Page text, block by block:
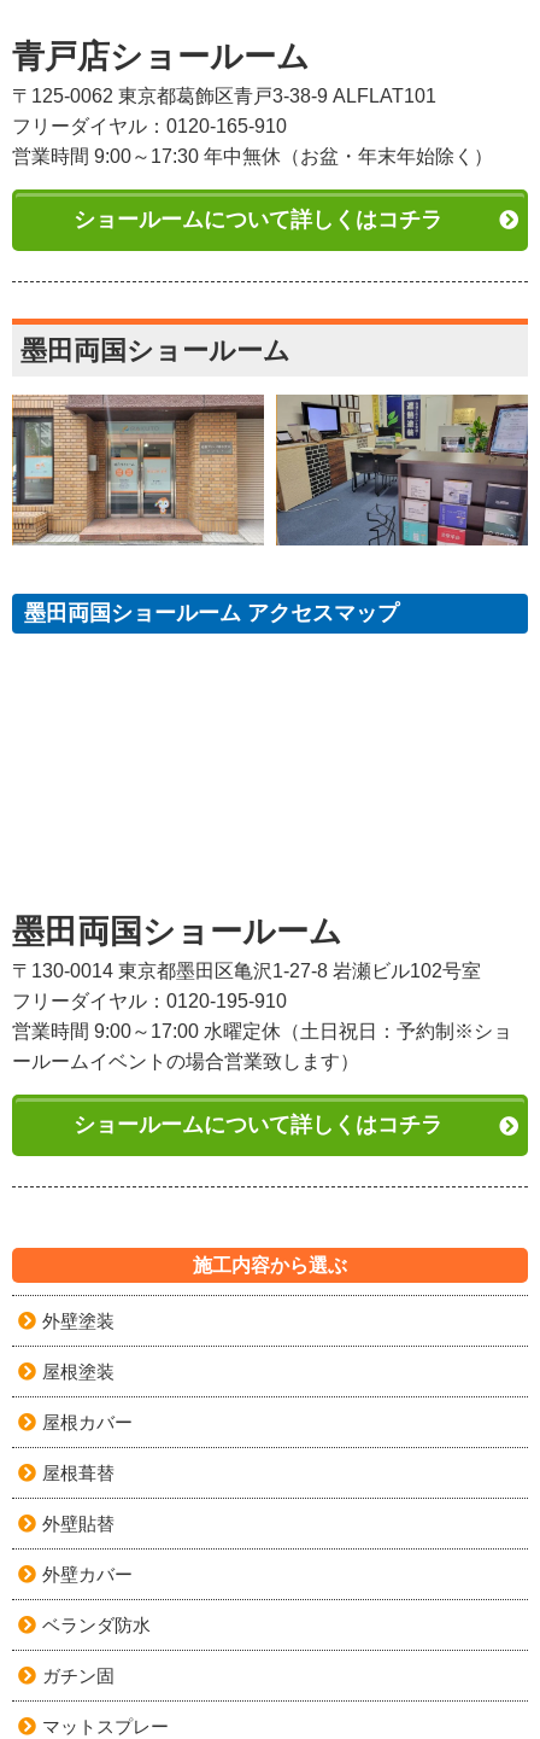
青戸店ショールーム
〒125-0062 東京都葛飾区青戸3-38-9 ALFLAT101
フリーダイヤル：0120-165-910
営業時間 9:00～17:30 年中無休（お盆・年末年始除く）
ショールームについて詳しくはコチラ
墨田両国ショールーム
墨田両国ショールーム アクセスマップ
墨田両国ショールーム
〒130-0014 東京都墨田区亀沢1-27-8 岩瀬ビル102号室
フリーダイヤル：0120-195-910
営業時間 9:00～17:00 水曜定休（土日祝日：予約制※ショ
ールームイベントの場合営業致します）
ショールームについて詳しくはコチラ
施工内容から選ぶ
外壁塗装
屋根塗装
屋根カバー
屋根葺替
外壁貼替
外壁カバー
ベランダ防水
ガチン固
マットスプレー